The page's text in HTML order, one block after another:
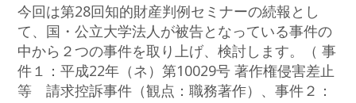
今回は第28回知的財産判例セミナーの続報とし
て、国・公立大学法人が被告となっている事件の
中から２つの事件を取り上げ、検討します。（ 事
件１：平成22年（ネ）第10029号 著作権侵害差止
等 請求控訴事件（観点：職務著作）、事件２：